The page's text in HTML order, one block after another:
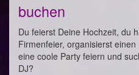
buchen
Du feierst Deine Hochzeit, du
Firmenfeier, organisierst
eine coole Party feiern und
DJ?